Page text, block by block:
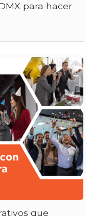
para hacer
que